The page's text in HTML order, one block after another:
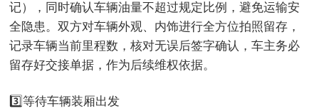
记），同时确认车辆油量不超过规定比例，避免运输安
全隐患。双方对车辆外观、内饰进行全方位拍照留存，
记录车辆当前里程数，核对无误后签字确认，车主务必
留存好交接单据，作为后续维权依据。
3️⃣等待车辆装厢出发